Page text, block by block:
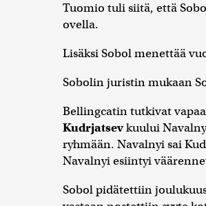
Tuomio tuli siitä, että
ovella.
Lisäksi Sobol menettää
Sobolin juristin mukaan
Bellingcatin tutkivat
Kudrjatsevkuului
ryhmään. Navalnyi sai
Navalnyi esiintyi
Sobol pidätettiin